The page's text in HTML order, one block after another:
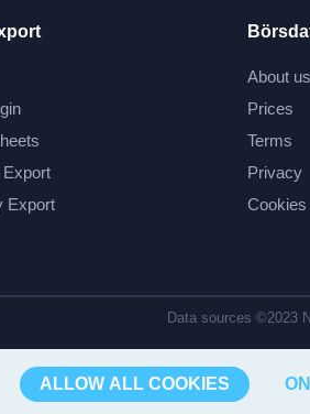
ALLOW ALL COOKIES
Export
About us
Prices
Terms
Privacy
Cookies
Data sources ©2023